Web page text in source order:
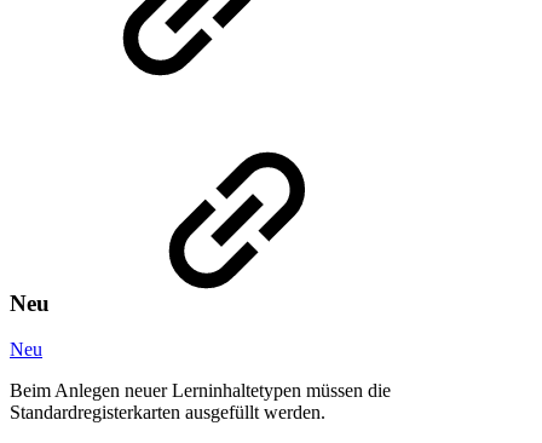
Neu
Neu
Beim Anlegen neuer Lerninhaltetypen müssen die
Standardregisterkarten ausgefüllt werden.